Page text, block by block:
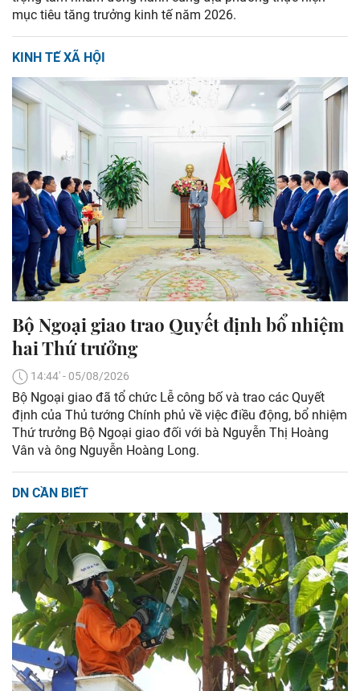
mục tiêu tăng trưởng kinh tế năm 2026.
KINH TẾ XÃ HỘI
Bộ Ngoại giao trao Quyết định bổ nhiệm
hai Thứ trưởng
14:44' - 05/08/2026
Bộ Ngoại giao đã tổ chức Lễ công bố và trao các Quyết
định của Thủ tướng Chính phủ về việc điều động, bổ nhiệm
Thứ trưởng Bộ Ngoại giao đối với bà Nguyễn Thị Hoàng
Vân và ông Nguyễn Hoàng Long.
DN CẦN BIẾT